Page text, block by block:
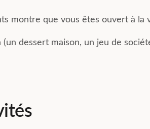
montre que vous êtes ouvert à la
dessert maison, un jeu de